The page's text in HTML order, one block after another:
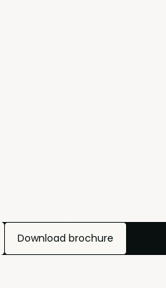
Download brochure